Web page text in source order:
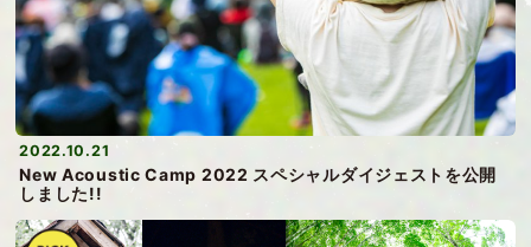
2022.10.21
New Acoustic Camp 2022 スペシャルダイジェストを公開
しました!!